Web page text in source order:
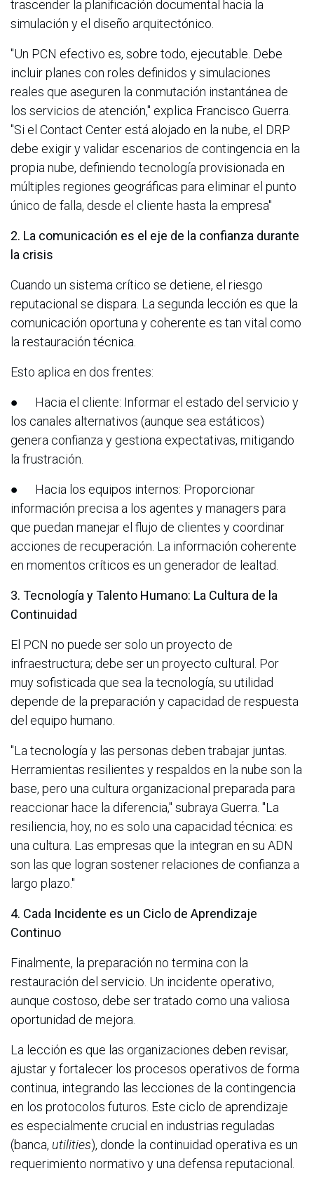
trascender la planificación documental hacia la
simulación y el diseño arquitectónico.
"Un PCN efectivo es, sobre todo, ejecutable. Debe
incluir planes con roles definidos y simulaciones
reales que aseguren la conmutación instantánea de
los servicios de atención," explica Francisco Guerra.
"Si el Contact Center está alojado en la nube, el DRP
debe exigir y validar escenarios de contingencia en la
propia nube, definiendo tecnología provisionada en
múltiples regiones geográficas para eliminar el punto
único de falla, desde el cliente hasta la empresa"
2. La comunicación es el eje de la confianza durante
la crisis
Cuando un sistema crítico se detiene, el riesgo
reputacional se dispara. La segunda lección es que la
comunicación oportuna y coherente es tan vital como
la restauración técnica.
Esto aplica en dos frentes:
● Hacia el cliente: Informar el estado del servicio y
los canales alternativos (aunque sea estáticos)
genera confianza y gestiona expectativas, mitigando
la frustración.
● Hacia los equipos internos: Proporcionar
información precisa a los agentes y managers para
que puedan manejar el flujo de clientes y coordinar
acciones de recuperación. La información coherente
en momentos críticos es un generador de lealtad.
3. Tecnología y Talento Humano: La Cultura de la
Continuidad
El PCN no puede ser solo un proyecto de
infraestructura; debe ser un proyecto cultural. Por
muy sofisticada que sea la tecnología, su utilidad
depende de la preparación y capacidad de respuesta
del equipo humano.
"La tecnología y las personas deben trabajar juntas.
Herramientas resilientes y respaldos en la nube son la
base, pero una cultura organizacional preparada para
reaccionar hace la diferencia," subraya Guerra. "La
resiliencia, hoy, no es solo una capacidad técnica: es
una cultura. Las empresas que la integran en su ADN
son las que logran sostener relaciones de confianza a
largo plazo."
4. Cada Incidente es un Ciclo de Aprendizaje
Continuo
Finalmente, la preparación no termina con la
restauración del servicio. Un incidente operativo,
aunque costoso, debe ser tratado como una valiosa
oportunidad de mejora.
La lección es que las organizaciones deben revisar,
ajustar y fortalecer los procesos operativos de forma
continua, integrando las lecciones de la contingencia
en los protocolos futuros. Este ciclo de aprendizaje
es especialmente crucial en industrias reguladas
(banca, utilities), donde la continuidad operativa es un
requerimiento normativo y una defensa reputacional.